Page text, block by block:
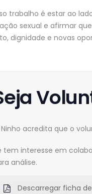
trabalho é estar ao
sexual e afirmar
dignidade e novas
Ninho acredita que o
tem interesse em
análise.
Descarregar ficha